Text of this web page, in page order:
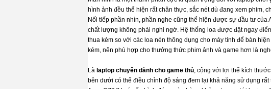
hình ảnh đều thể hiện rất chân thực, sắc nét dù đang xem phim,
Nối tiếp phần nhìn, phần nghe cũng thể hiện được sự đầu tư
chất lượng không phải nghi ngờ. Hệ thống loa được đặt ngay
thua kém so với các loa nén thông dụng cho máy tính để bàn
kém, nên phù hợp cho thưởng thức phim ảnh và game hơn là
Là laptop chuyên dành cho game thủ, cộng với lợi thế kích
bên dưới có thể điều chỉnh độ sáng đem lại khả năng sử dụng